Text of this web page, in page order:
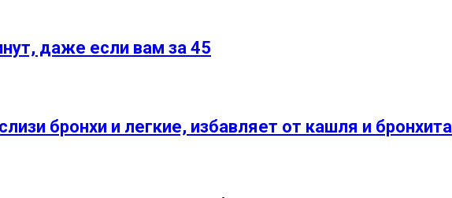
даже если вам за 45
бронхи и легкие, избавляет от кашля и бронхита